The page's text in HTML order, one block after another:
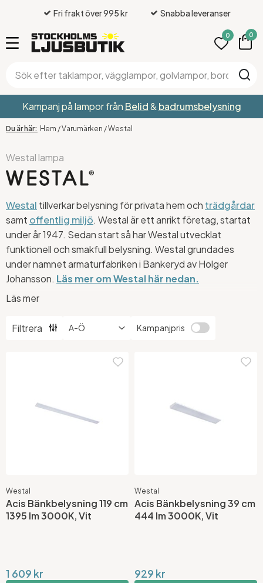
Fri frakt över 995 kr Snabba leveranser
0 0
Kampanj på lampor från Belid& badrumsbelysning
Hem /Varumärken /Westal
Westal lampa
Westal tillverkar belysning för privata hem och trädgårdar
samt offentlig miljö. Westal är ett anrikt företag, startat
under år 1947. Sedan start så har Westal utvecklat
funktionell och smakfull belysning. Westal grundades
under namnet armaturfabriken i Bankeryd av Holger
Johansson. Läs mer om Westal här nedan.
Vi har flertal armaturer från Westal i vår utställning på
Westals produkter som du saknar i webbshopen,
tveka
Läs mer
Filtrera Kampanjpris
Westal
Acis Bänkbelysning 119 cm
1395 lm 3000K, Vit
1 609 kr
Westal
Acis Bänkbelysning 39 cm
444 lm 3000K, Vit
929 kr